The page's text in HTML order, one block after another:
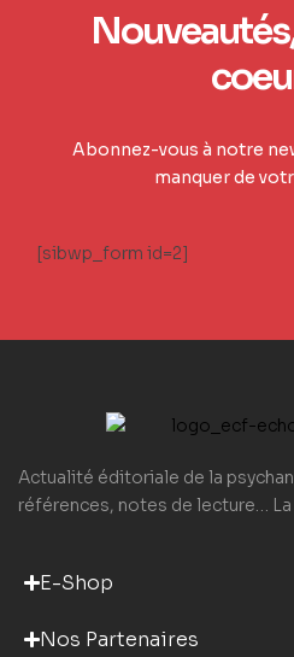
Abonnez-vous à notre
manquer de
[sibwp_form id=2]
Actualité éditoriale de la
références, notes de lecture…
E-Shop
Nos Partenaires